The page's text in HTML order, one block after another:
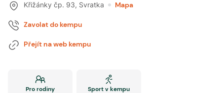
Křižánky čp. 93, Svratka Mapa
Zavolat do kempu
Přejít na web kempu
Pro rodiny Sport v kempu